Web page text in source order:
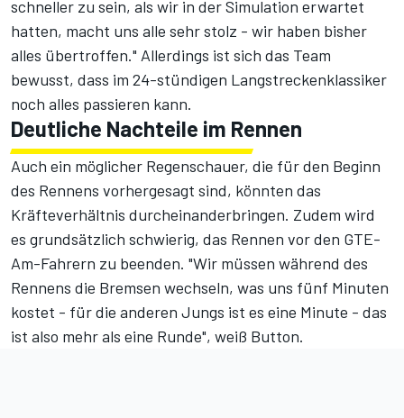
schneller zu sein, als wir in der Simulation erwartet
hatten, macht uns alle sehr stolz - wir haben bisher
alles übertroffen." Allerdings ist sich das Team
bewusst, dass im 24-stündigen Langstreckenklassiker
noch alles passieren kann.
Deutliche Nachteile im Rennen
Auch ein möglicher Regenschauer, die für den Beginn
des Rennens vorhergesagt sind, könnten das
Kräfteverhältnis durcheinanderbringen. Zudem wird
es grundsätzlich schwierig, das Rennen vor den GTE-
Am-Fahrern zu beenden. "Wir müssen während des
Rennens die Bremsen wechseln, was uns fünf Minuten
kostet - für die anderen Jungs ist es eine Minute - das
ist also mehr als eine Runde", weiß Button.